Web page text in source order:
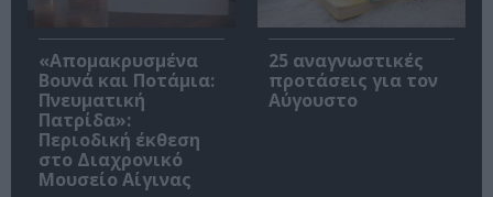
«Απομακρυσμένα
Βουνά και Ποτάμια:
Πνευματική
Πατρίδα»:
Περιοδική έκθεση
στο Διαχρονικό
Μουσείο Αίγινας
25 αναγνωστικές
προτάσεις για τον
Αύγουστο